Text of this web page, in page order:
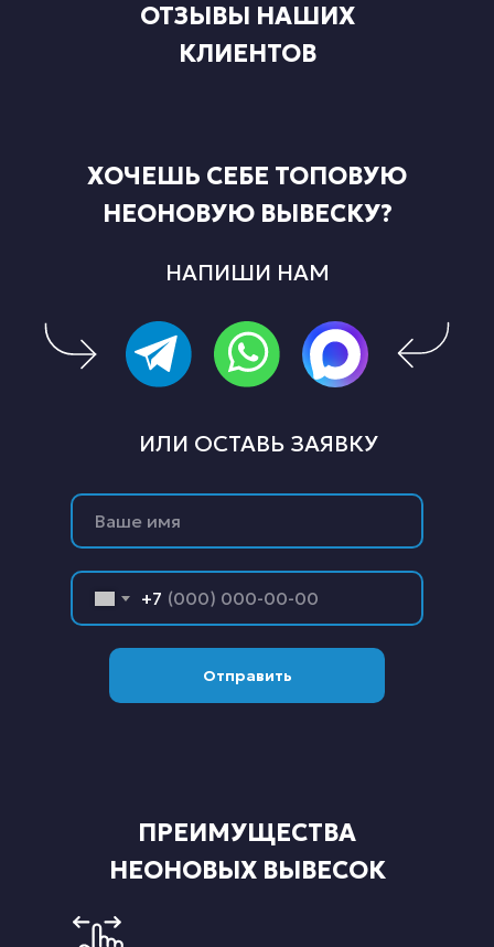
ОТЗЫВЫ НАШИХ
КЛИЕНТОВ
НАПИШИ НАМ
ИЛИ ОСТАВЬ ЗАЯВКУ
+7
Отправить
ХОЧЕШЬ СЕБЕ ТОПОВУЮ
НЕОНОВУЮ ВЫВЕСКУ?
ПРЕИМУЩЕСТВА
НЕОНОВЫХ ВЫВЕСОК